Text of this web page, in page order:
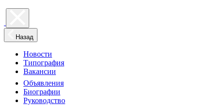
Назад
Новости
Типография
Вакансии
Объявления
Биографии
Руководство